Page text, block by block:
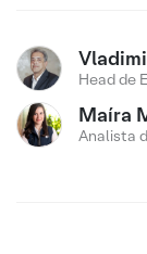
Head de
Maíra
Analista